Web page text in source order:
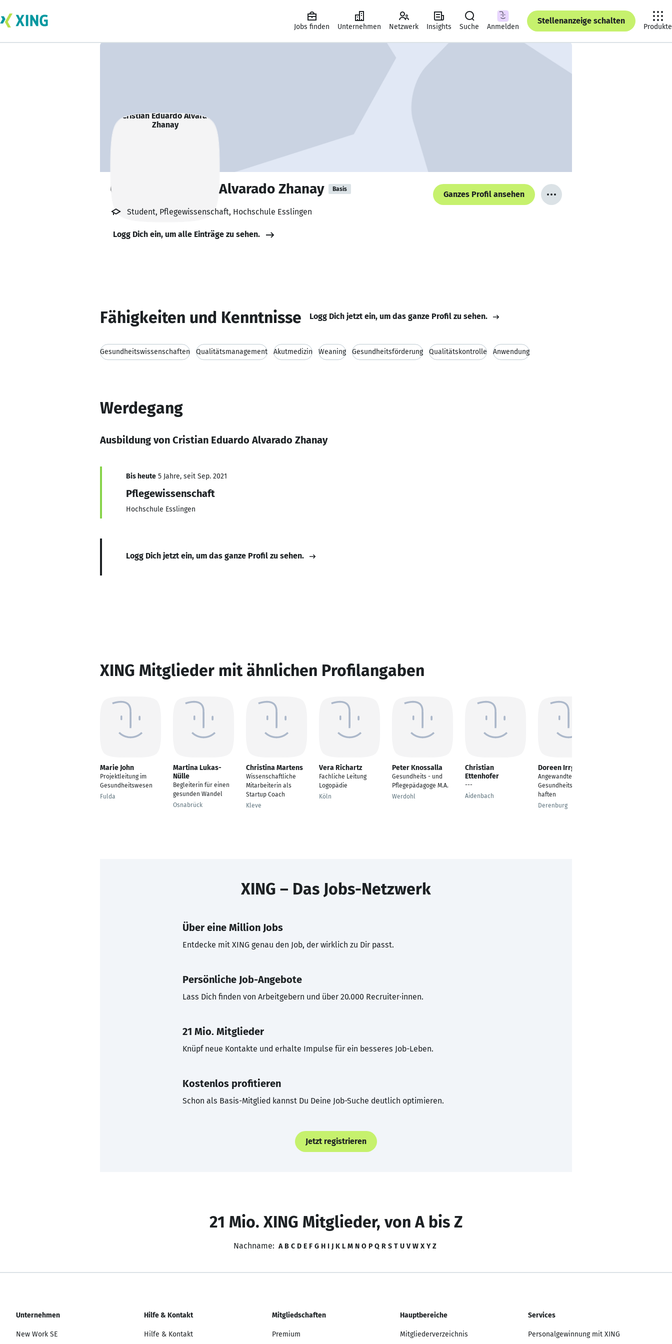
Jobs finden Unternehmen Netzwerk Insights Suche Anmelden
Stellenanzeige schalten
Produkte
Cristian Eduardo Alvarado Zhanay Basis
Ganzes Profil ansehen
Student, Pflegewissenschaft, Hochschule Esslingen
Logg Dich ein, um alle Einträge zu sehen.
Fähigkeiten und Kenntnisse Logg Dich jetzt ein, um das ganze Profil zu sehen.
Gesundheitswissenschaften Qualitätsmanagement Akutmedizin Weaning Gesundheitsförderung Qualitätskontrolle Anwendung
Werdegang
Ausbildung von Cristian Eduardo Alvarado Zhanay
Bis heute 5 Jahre, seit Sep. 2021
Pflegewissenschaft
Hochschule Esslingen
Logg Dich jetzt ein, um das ganze Profil zu sehen.
XING Mitglieder mit ähnlichen Profilangaben
Marie John
Projektleitung im
Gesundheitswesen
Fulda
Martina Lukas-
Nülle
Begleiterin für einen
gesunden Wandel
Osnabrück
Christina Martens
Wissenschaftliche
Mitarbeiterin als
Startup Coach
Kleve
Vera Richartz
Fachliche Leitung
Logopädie
Köln
Peter Knossalla
Gesundheits - und
Pflegepädagoge M.A.
Werdohl
Christian
Ettenhofer
---
Aidenbach
Doreen Irrgang
Angewandte
Gesundheitswissensc
haften
Derenburg
XING – Das Jobs-Netzwerk
Über eine Million Jobs
Entdecke mit XING genau den Job, der wirklich zu Dir passt.
Persönliche Job-Angebote
Lass Dich finden von Arbeitgebern und über 20.000 Recruiter·innen.
21 Mio. Mitglieder
Knüpf neue Kontakte und erhalte Impulse für ein besseres Job-Leben.
Kostenlos profitieren
Schon als Basis-Mitglied kannst Du Deine Job-Suche deutlich optimieren.
Jetzt registrieren
21 Mio. XING Mitglieder, von A bis Z
Nachname: A B C D E F G H I J K L M N O P Q R S T U V W X Y Z
Unternehmen
New Work SE
Hilfe & Kontakt
Hilfe & Kontakt
Mitgliedschaften
Premium
Hauptbereiche
Mitgliederverzeichnis
Services
Personalgewinnung mit XING